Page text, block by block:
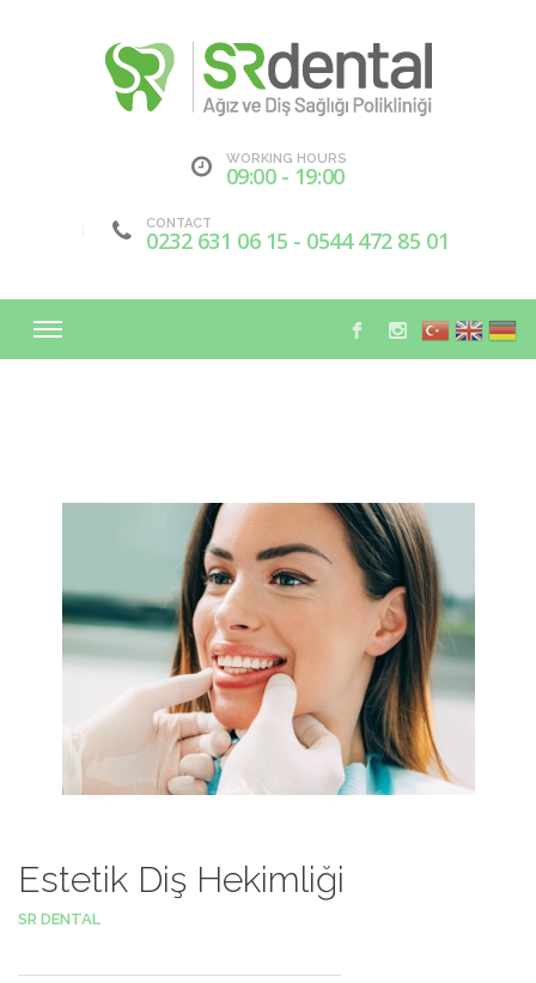
WORKING HOURS
09:00 - 19:00
CONTACT
0232 631 06 15 - 0544 472 85 01
Estetik Diş Hekimliği
SR DENTAL